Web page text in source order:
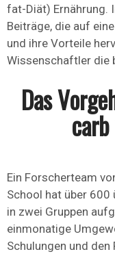
fat-Diät) Ernährung.
Beiträge, die auf
und ihre Vorteile
Wissenschaftler die
Das
Ein Forscherteam
School hat über
in zwei Gruppen
einmonatige
Schulungen und